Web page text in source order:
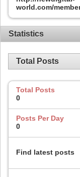
world.com/
Statistics
Total Posts
Total Posts
0
Posts Per Day
0
Find latest posts